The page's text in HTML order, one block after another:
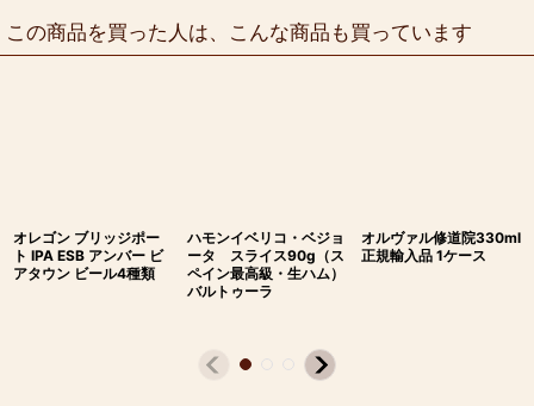
この商品を買った人は、こんな商品も買っています
オレゴン ブリッジポー
ト IPA ESB アンバー ビ
アタウン ビール4種類
ハモンイベリコ・ベジョ
ータ スライス90g（ス
ペイン最高級・生ハム）
バルトゥーラ
オルヴァル修道院330ml
正規輸入品 1ケース